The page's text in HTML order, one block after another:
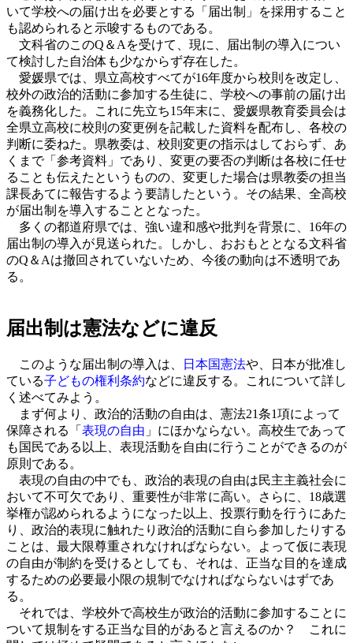
いて学校への届け出を必要とする「届出制」を採用すること
も認められると示唆するものである。
文科省のこのQ＆Aを受けて、現に、届出制の導入につい
て検討した自治体も少なからず存在した。
愛媛県では、県立高校すべてが16年度から校則を改定し、
校外の政治的活動に参加する生徒に、学校への事前の届け出
を義務化した。これに先立ち15年末に、愛媛県教育委員会は
全県立高校に校則の変更例を記載した資料を配布し、各校の
判断に委ねた。県教委は、校則変更の指示はしておらず、あ
くまで「参考資料」であり、変更の要否の判断は各校に任せ
ることも伝えたというものの、変更した場合は県教委の担当
課長あてに報告するよう要請したという。その結果、全高校
が届出制を導入することとなった。
多くの都道府県では、強い違和感や批判を背景に、16年の
届出制の導入が見送られた。しかし、おおもととなる文科省
のQ＆Aは撤回されていないため、今後の動向は不透明であ
る。
届出制は憲法などに違反
このような届出制の導入は、 日本国憲法や、日本が批准し
ている子どもの権利条約などに違反する。これについて詳し
く述べてみよう。
まず何より、政治的活動の自由は、憲法21条1項によって
保障される「 表現の自由 」にほかならない。高校生であって
も国民である以上、表現活動を自由に行うことができるのが
原則である。
表現の自由の中でも、政治的表現の自由は民主主義社会に
おいて不可欠であり、重要性が非常に高い。さらに、18歳選
挙権が認められるようになった以上、投票行動を行うにあた
り、政治的表現に触れたり政治的活動に自ら参加したりする
ことは、最大限尊重されなければならない。よって仮に表現
の自由が制約を受けるとしても、それは、正当な目的を達成
するための必要最小限の規制でなければならないはずであ
る。
それでは、学校外で高校生が政治的活動に参加することに
ついて規制をする正当な目的があると言えるのか？ これに